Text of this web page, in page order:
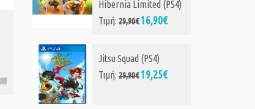
Τιμή: 31,95€ 19,20€
Secret of Mana (PS4)
Τιμή:
13,90€